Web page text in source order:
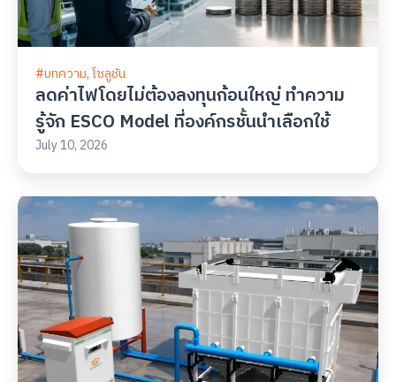
#บทความ,โซลูชัน
ลดค่าไฟโดยไม่ต้องลงทุนก้อนใหญ่ ทำความ
รู้จัก ESCO Model ที่องค์กรชั้นนำเลือกใช้
July 10, 2026